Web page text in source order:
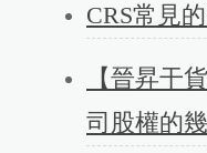
CRS常見的
【晉昇干
司股權的